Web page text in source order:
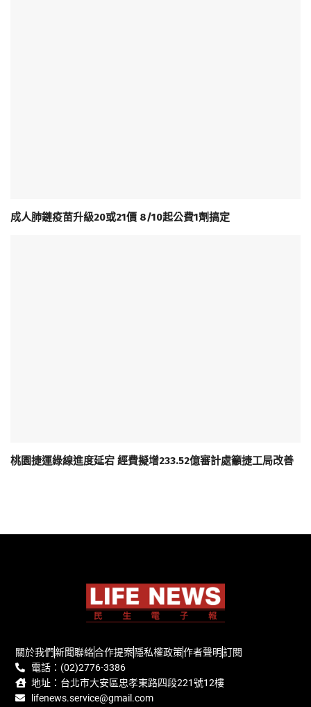
成人肺鏈疫苗升級20或21價 8/10起公費1劑搞定
桃園捷運綠線進度延宕 經費擬增233.52億審計處籲捷工局改善
關於我們新聞聯絡合作提案隱私權政策作者聲明訂閱
電話：(02)2776-3386
地址：台北市大安區忠孝東路四段221號12樓
lifenews.service@gmail.com